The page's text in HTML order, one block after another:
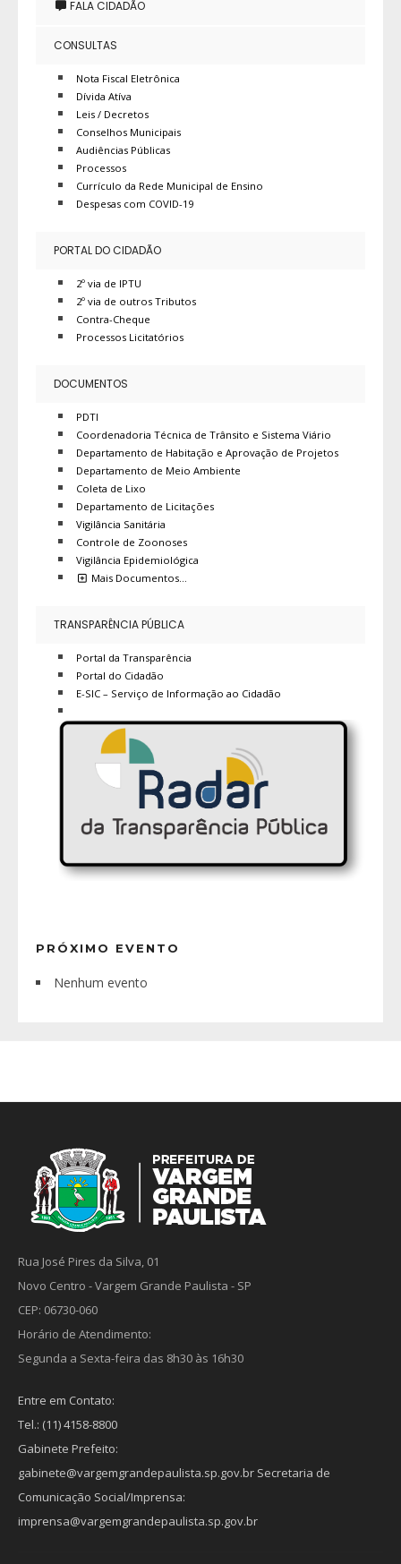
FALA CIDADÃO
CONSULTAS
Nota Fiscal Eletrônica
Dívida Atíva
Leis / Decretos
Conselhos Municipais
Audiências Públicas
Processos
Currículo da Rede Municipal de Ensino
Despesas com COVID-19
PORTAL DO CIDADÃO
2º via de IPTU
2º via de outros Tributos
Contra-Cheque
Processos Licitatórios
DOCUMENTOS
PDTI
Coordenadoria Técnica de Trânsito e Sistema Viário
Departamento de Habitação e Aprovação de Projetos
Departamento de Meio Ambiente
Coleta de Lixo
Departamento de Licitações
Vigilância Sanitária
Controle de Zoonoses
Vigilância Epidemiológica
Mais Documentos…
TRANSPARÊNCIA PÚBLICA
Portal da Transparência
Portal do Cidadão
E-SIC – Serviço de Informação ao Cidadão
PRÓXIMO EVENTO
Nenhum evento
Rua José Pires da Silva, 01
Novo Centro - Vargem Grande Paulista - SP
CEP: 06730-060
Horário de Atendimento:
Segunda a Sexta-feira das 8h30 às 16h30
Entre em Contato:
Tel.: (11) 4158-8800
Gabinete Prefeito:
gabinete@vargemgrandepaulista.sp.gov.br Secretaria de
Comunicação Social/Imprensa:
imprensa@vargemgrandepaulista.sp.gov.br